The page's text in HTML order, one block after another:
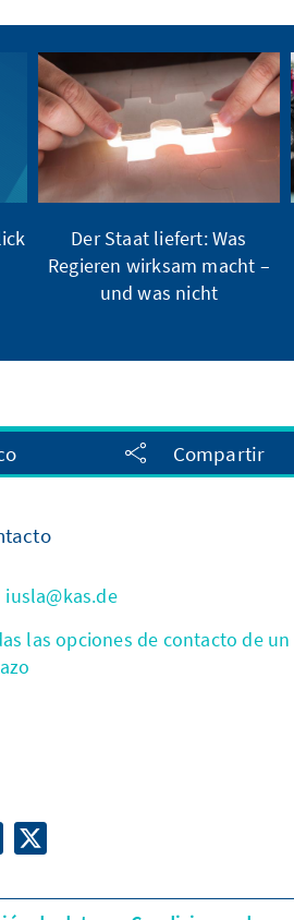
Der Staat liefert: Was
Regieren wirksam macht –
und was nicht
Compartir
iusla@kas.de
las opciones de contacto de un